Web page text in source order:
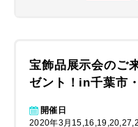
宝飾品展示会のご
ゼント！in千葉市
開催日
2020年3月